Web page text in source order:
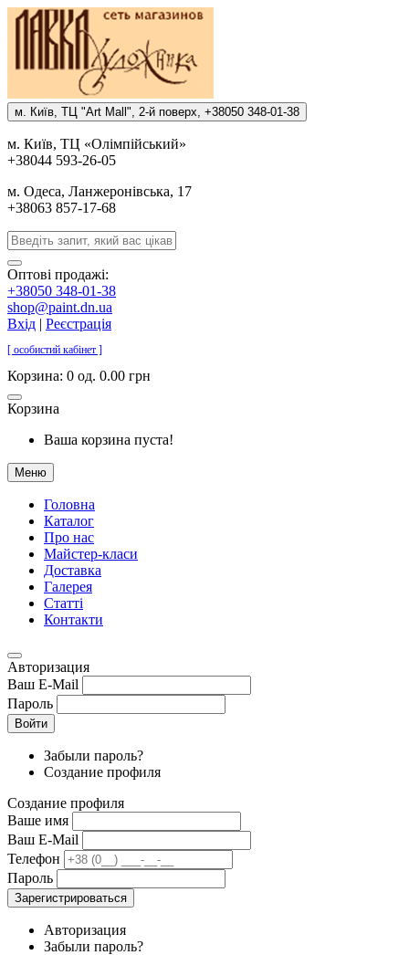
м. Киïв, ТЦ "Art Mall", 2-й поверх, +38050 348-01-38
м. Киïв, ТЦ «Олiмпiйський»
+38044 593-26-05
м. Одеса, Ланжеронiвська, 17
+38063 857-17-68
Оптові продажі:
+38050 348-01-38
shop@paint.dn.ua
Вхід | Реєстрація
[ особистий кабінет ]
Корзина: 0 од. 0.00 грн
Корзина
Ваша корзина пуста!
Меню
Головна
Каталог
Про нас
Майстер-класи
Доставка
Галерея
Статтi
Контакти
Авторизация
Ваш E-Mail
Пароль
Войти
Забыли пароль?
Создание профиля
Создание профиля
Ваше имя
Ваш E-Mail
Телефон
Пароль
Зарегистрироваться
Авторизация
Забыли пароль?